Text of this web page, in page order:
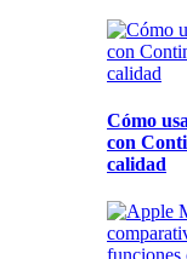
Cómo
con
calidad